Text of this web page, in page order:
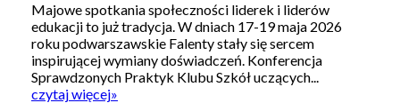
Majowe spotkania społeczności liderek i liderów
edukacji to już tradycja. W dniach 17-19 maja 2026
roku podwarszawskie Falenty stały się sercem
inspirującej wymiany doświadczeń. Konferencja
Sprawdzonych Praktyk Klubu Szkół uczących...
czytaj więcej»